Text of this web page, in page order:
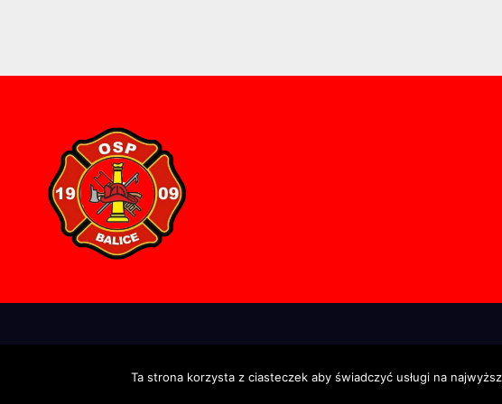
Ta strona korzysta z ciasteczek aby świadczyć usługi na